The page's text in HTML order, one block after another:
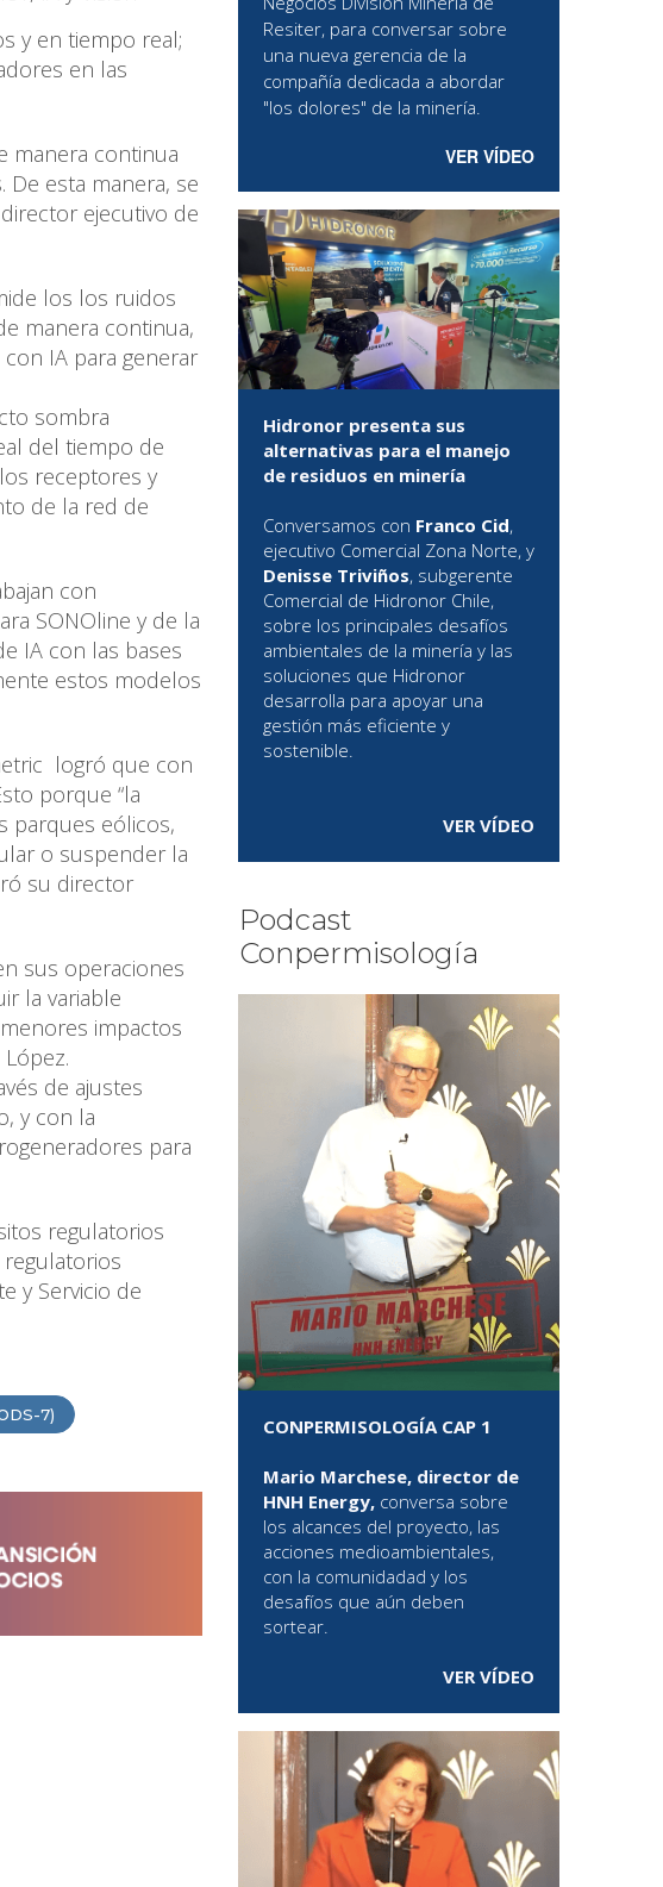
y en tiempo real;
en las
manera continua
esta manera, se
ejecutivo de
los los ruidos
manera continua,
IA para generar
sombra
del tiempo de
receptores y
de la red de
con
SONOline y de la
IA con las bases
estos modelos
logró que con
porque “la
parques eólicos,
o suspender la
su director
sus operaciones
la variable
impactos
de ajustes
y con la
para
regulatorios
y Servicio de
7)
Resiter, para conversar sobre
una nueva gerencia de la
compañía dedicada a abordar
"los dolores" de la minería.
VER VÍDEO
Hidronor presenta sus
alternativas para el manejo
de residuos en minería
Conversamos con Franco Cid,
ejecutivo Comercial Zona Norte, y
Denisse Triviños, subgerente
Comercial de Hidronor Chile,
sobre los principales desafíos
ambientales de la minería y las
soluciones que Hidronor
desarrolla para apoyar una
gestión más eficiente y
sostenible.
VER VÍDEO
Podcast
Conpermisología
CONPERMISOLOGÍA CAP 1
Mario Marchese, director de
HNH Energy, conversa sobre
los alcances del proyecto, las
acciones medioambientales,
con la comunidadad y los
desafíos que aún deben
sortear.
VER VÍDEO